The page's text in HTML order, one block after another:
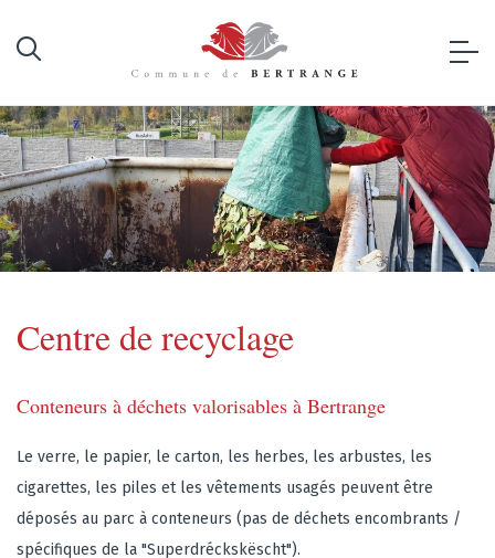
Centre de recyclage
Conteneurs à déchets valorisables à Bertrange
Le verre, le papier, le carton, les herbes, les arbustes, les
cigarettes, les piles et les vêtements usagés peuvent être
déposés au parc à conteneurs (pas de déchets encombrants /
spécifiques de la "Superdréckskëscht").